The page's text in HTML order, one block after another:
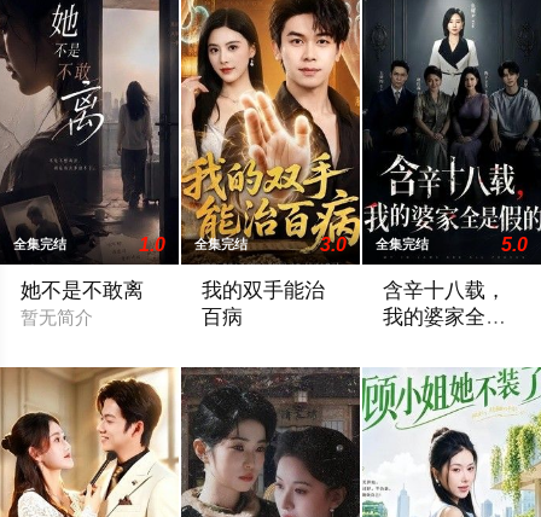
全集完结 1.0
她不是不敢离
暂无简介
全集完结 3.0
我的双手能治
百病
全集完结 5.0
含辛十八载，
我的婆家全是